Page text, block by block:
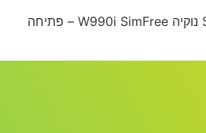
פתיחה SONY ERICSSON נוקיה W990i SimFree – פתיחה